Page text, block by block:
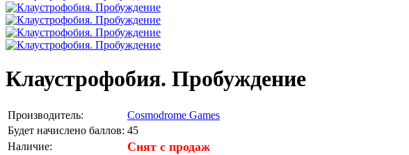
Клаустрофобия. Пробуждение
Производитель:
Cosmodrome Games
Будет начислено баллов: 45
Наличие:
Снят с продаж